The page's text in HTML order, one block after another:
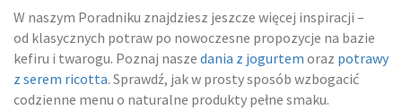
W naszym Poradniku znajdziesz jeszcze więcej inspiracji –
od klasycznych potraw po nowoczesne propozycje na bazie
kefiru i twarogu. Poznaj nasze dania z jogurtem oraz potrawy
z serem ricotta. Sprawdź, jak w prosty sposób wzbogacić
codzienne menu o naturalne produkty pełne smaku.